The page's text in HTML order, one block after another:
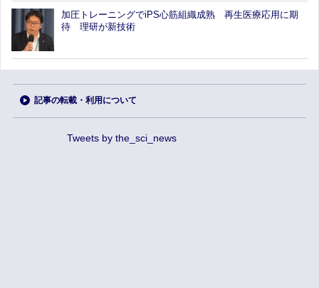
加圧トレーニングでiPS心筋組織成熟 再生医療応用に期
待 理研が新技術
記事の転載・利用について
Tweets by the_sci_news